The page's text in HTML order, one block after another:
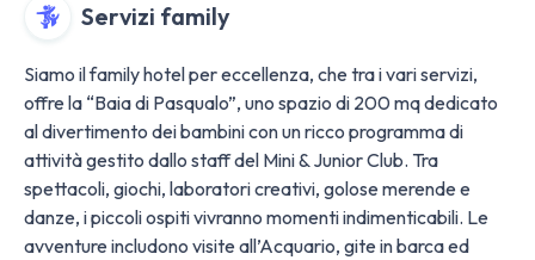
Servizi family
Siamo il family hotel per eccellenza, che tra i vari servizi,
offre la “Baia di Pasqualo”, uno spazio di 200 mq dedicato
al divertimento dei bambini con un ricco programma di
attività gestito dallo staff del Mini & Junior Club. Tra
spettacoli, giochi, laboratori creativi, golose merende e
danze, i piccoli ospiti vivranno momenti indimenticabili. Le
avventure includono visite all’Acquario, gite in barca ed